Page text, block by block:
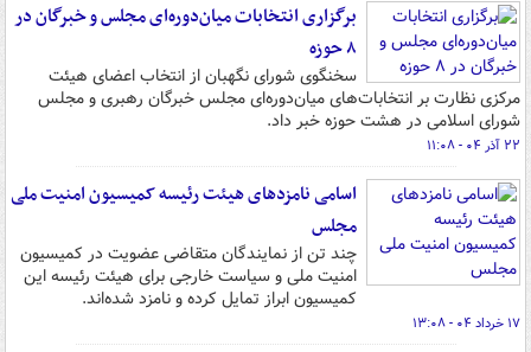
برگزاری انتخابات میان‌دوره‌ای مجلس و خبرگان در
۸ حوزه
سخنگوی شورای نگهبان از انتخاب اعضای هیئت
مرکزی نظارت بر انتخابات‌های میان‌دوره‌ای مجلس خبرگان رهبری و مجلس
شورای اسلامی در هشت حوزه خبر داد.
۲۲ آذر ۰۴ - ۱۱:۰۸
اسامی نامزدهای هیئت رئیسه کمیسیون امنیت ملی
مجلس
چند تن از نمایندگان متقاضی عضویت در کمیسیون
امنیت ملی و سیاست خارجی برای هیئت رئیسه این
کمیسیون ابراز تمایل کرده و نامزد شده‌اند.
۱۷ خرداد ۰۴ - ۱۳:۰۸